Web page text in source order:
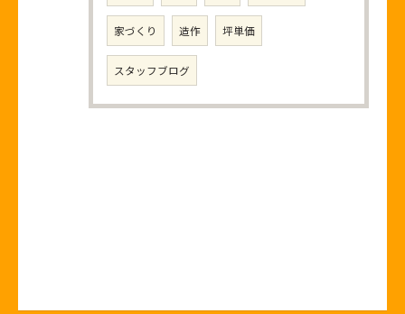
家づくり 造作 坪単価
スタッフブログ